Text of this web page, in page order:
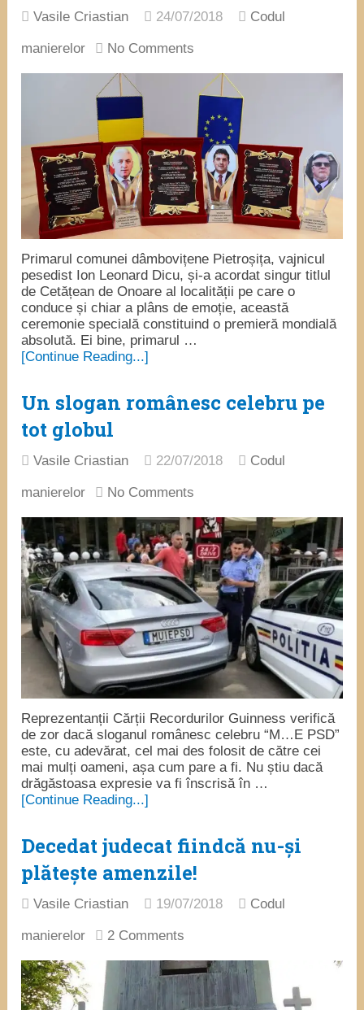
Vasile Criastian 24/07/2018 Codul
manierelor No Comments
Primarul comunei dâmbovițene Pietroșița, vajnicul
pesedist Ion Leonard Dicu, și-a acordat singur titlul
de Cetățean de Onoare al localității pe care o
conduce și chiar a plâns de emoție, această
ceremonie specială constituind o premieră mondială
absolută. Ei bine, primarul …
[Continue Reading...]
Un slogan românesc celebru pe
tot globul
Vasile Criastian 22/07/2018 Codul
manierelor No Comments
Reprezentanții Cărții Recordurilor Guinness verifică
de zor dacă sloganul românesc celebru “M…E PSD”
este, cu adevărat, cel mai des folosit de către cei
mai mulți oameni, așa cum pare a fi. Nu știu dacă
drăgăstoasa expresie va fi înscrisă în …
[Continue Reading...]
Decedat judecat fiindcă nu-și
plătește amenzile!
Vasile Criastian 19/07/2018 Codul
manierelor 2 Comments